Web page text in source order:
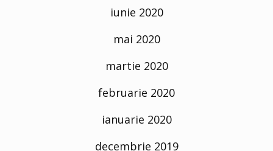
iunie 2020
mai 2020
martie 2020
februarie 2020
ianuarie 2020
decembrie 2019